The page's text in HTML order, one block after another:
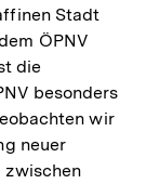
Stadt
ÖPNV
die
besonders
wir
neuer
zwischen